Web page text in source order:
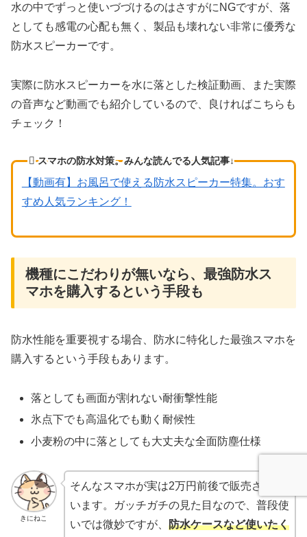
水の中でずっと使いづづけるのはさすがにNGですが、落
としても感電の心配も無く、製品も壊れない非常に優秀な
防水スピーカーです。
実際に防水スピーカーを水に落とした検証動画、また実際
の音声など動画でも紹介しているので、良ければこちらも
チェック！
スマホの防水対策。みんな読んでる人気記事↓
【動画有】お風呂で使える防水スピーカー特集。おす
すめ人気ランキング！
機種にこだわりが無いなら、最強防水ス
マホを購入するという手段も
防水性能を重要視する場合、防水に特化した最強スマホを
購入するという手段もあります。
落としても画面が割れない耐衝撃性能
氷点下でも高温化でも動く耐候性
小麦粉の中に落としても大丈夫な全面防塵仕様
きにねこ
そんなスマホが実は2万円前後で販売されて
います。ガッチガチの見た目なので、普段使
いでは微妙ですが、 防水ケースなど使いたく